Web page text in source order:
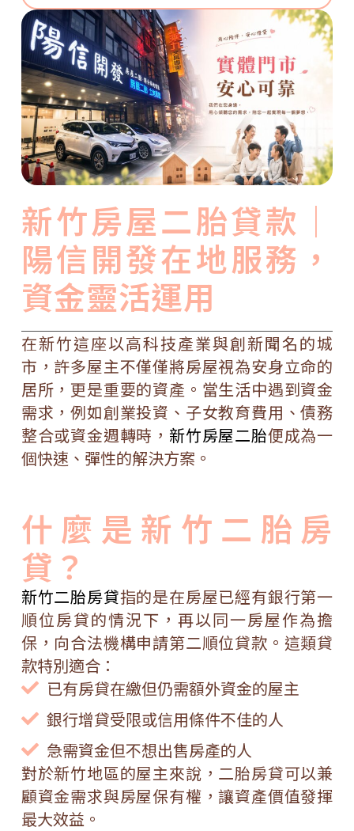
新竹房屋二胎貸款｜
陽信開發在地服務，
資金靈活運用
在新竹這座以高科技產業與創新聞名的城
市，許多屋主不僅僅將房屋視為安身立命的
居所，更是重要的資產。當生活中遇到資金
需求，例如創業投資、子女教育費用、債務
整合或資金週轉時， 新竹房屋二胎便成為一
個快速、彈性的解決方案。
什麼是新竹二胎房
貸？
新竹二胎房貸指的是在房屋已經有銀行第一
順位房貸的情況下，再以同一房屋作為擔
保，向合法機構申請第二順位貸款。這類貸
款特別適合：
已有房貸在繳但仍需額外資金的屋主
銀行增貸受限或信用條件不佳的人
急需資金但不想出售房產的人
對於新竹地區的屋主來說，二胎房貸可以兼
顧資金需求與房屋保有權，讓資產價值發揮
最大效益。